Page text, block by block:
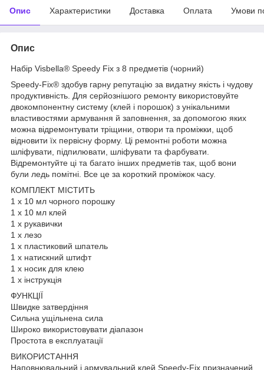
Опис Характеристики Доставка Оплата Умови
Опис
Набір Visbella® Speedy Fix з 8 предметів (чорний)
Speedy-Fix® здобув гарну репутацію за видатну якість і чудову
продуктивність. Для серйознішого ремонту використовуйте
двокомпонентну систему (клей і порошок) з унікальними
властивостями армування й заповнення, за допомогою яких
можна відремонтувати тріщини, отвори та проміжки, щоб
відновити їх первісну форму. Ці ремонтні роботи можна
шліфувати, підпилювати, шліфувати та фарбувати.
Відремонтуйте ці та багато інших предметів так, щоб вони
були ледь помітні. Все це за короткий проміжок часу.
КОМПЛЕКТ МІСТИТЬ
1 х 10 мл чорного порошку
1 х 10 мл клей
1 х рукавички
1 х лезо
1 х пластиковий шпатель
1 х натискний штифт
1 х носик для клею
1 х інструкція
ФУНКЦІЇ
Швидке затвердіння
Сильна ущільнена сила
Широко використовувати діапазон
Простота в експлуатації
ВИКОРИСТАННЯ
Наповнювальний і армувальний клей Speedy-Fix призначений